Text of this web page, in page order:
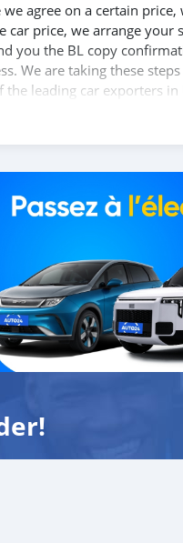
agree on a certain
car price, we arrange
you the BL copy
We are taking these
leading car exporters
help you, and guide you